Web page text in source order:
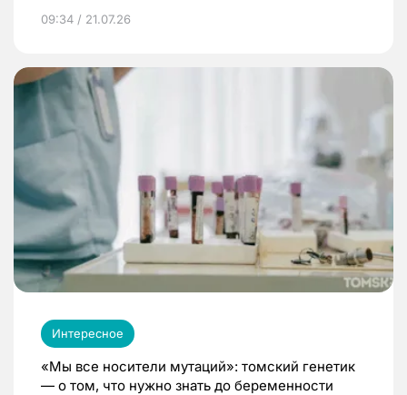
09:34 / 21.07.26
Интересное
«Мы все носители мутаций»: томский генетик
— о том, что нужно знать до беременности